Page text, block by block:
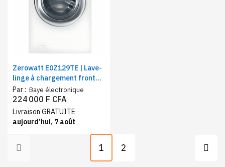
Zerowatt E0Z129TE | Lave-
linge à chargement frontal
| Capacité 9 Kg | Essorage
12000 tr/min | Classe
d'efficacité énergétique D
Par : Baye électronique
224 000 F CFA
Livraison GRATUITE
aujourd’hui, 7 août
1 2